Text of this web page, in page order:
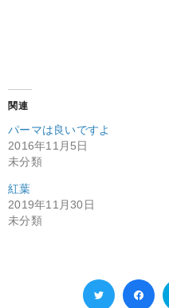
関連
パーマは良いですよ
2016年11月5日
未分類
紅葉
2019年11月30日
未分類